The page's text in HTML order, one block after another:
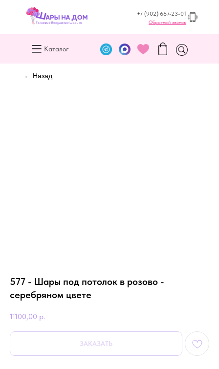
+7 (902) 667-23-01
Обратный звонок
Каталог
← Назад
577 - Шары под потолок в розово -
серебряном цвете
11100,00 р.
ЗАКАЗАТЬ